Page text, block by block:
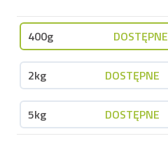
400g DOSTĘPNE
2kg DOSTĘPNE
5kg DOSTĘPNE